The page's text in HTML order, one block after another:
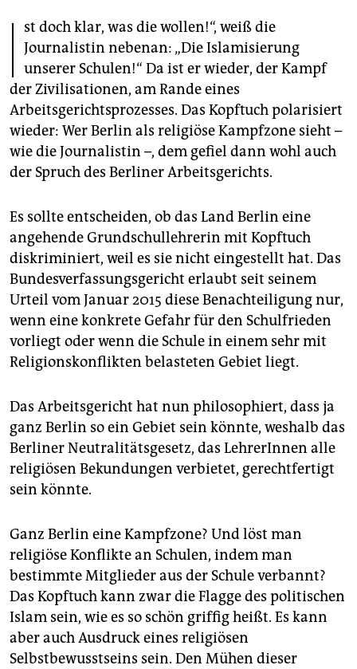
abo
genossenschaft
epaper login
I
st doch klar, was die wollen!“, weiß die
Journalistin nebenan: „Die Islamisierung
unserer Schulen!“ Da ist er wieder, der Kampf
der Zivilisationen, am Rande eines
Arbeitsgerichtsprozesses. Das Kopftuch polarisiert
wieder: Wer Berlin als religiöse Kampfzone sieht –
wie die Journalistin –, dem gefiel dann wohl auch
der Spruch des Berliner Arbeitsgerichts.
Es sollte entscheiden, ob das Land Berlin eine
angehende Grundschullehrerin mit Kopftuch
diskriminiert, weil es sie nicht eingestellt hat. Das
Bundesverfassungsgericht erlaubt seit seinem
Urteil vom Januar 2015 diese Benachteiligung nur,
wenn eine konkrete Gefahr für den Schulfrieden
vorliegt oder wenn die Schule in einem sehr mit
Religionskonflikten belasteten Gebiet liegt.
Das Arbeitsgericht hat nun philosophiert, dass ja
ganz Berlin so ein Gebiet sein könnte, weshalb das
Berliner Neutralitätsgesetz, das LehrerInnen alle
religiösen Bekundungen verbietet, gerechtfertigt
sein könnte.
Ganz Berlin eine Kampfzone? Und löst man
religiöse Konflikte an Schulen, indem man
bestimmte Mitglieder aus der Schule verbannt?
Das Kopftuch kann zwar die Flagge des politischen
Islam sein, wie es so schön griffig heißt. Es kann
aber auch Ausdruck eines religiösen
Selbstbewusstseins sein. Den Mühen dieser